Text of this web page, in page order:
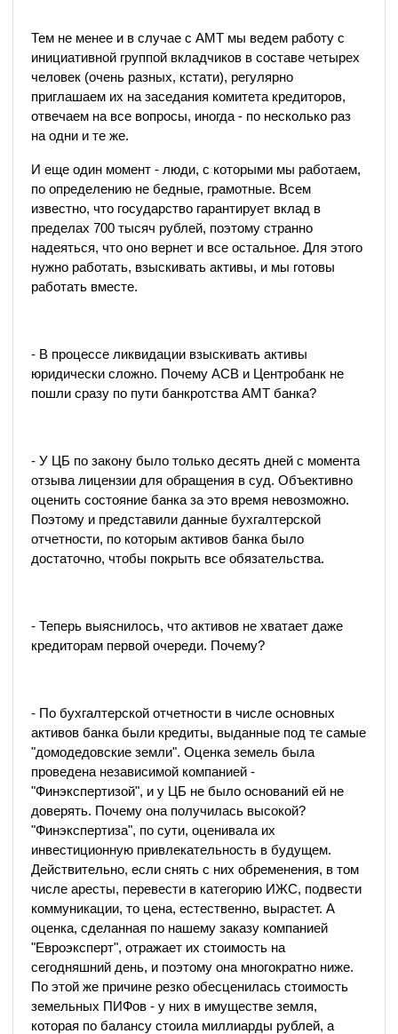
Тем не менее и в случае с АМТ мы ведем работу с
инициативной группой вкладчиков в составе четырех
человек (очень разных, кстати), регулярно
приглашаем их на заседания комитета кредиторов,
отвечаем на все вопросы, иногда - по несколько раз
на одни и те же.
И еще один момент - люди, с которыми мы работаем,
по определению не бедные, грамотные. Всем
известно, что государство гарантирует вклад в
пределах 700 тысяч рублей, поэтому странно
надеяться, что оно вернет и все остальное. Для этого
нужно работать, взыскивать активы, и мы готовы
работать вместе.
- В процессе ликвидации взыскивать активы
юридически сложно. Почему АСВ и Центробанк не
пошли сразу по пути банкротства АМТ банка?
- У ЦБ по закону было только десять дней с момента
отзыва лицензии для обращения в суд. Объективно
оценить состояние банка за это время невозможно.
Поэтому и представили данные бухгалтерской
отчетности, по которым активов банка было
достаточно, чтобы покрыть все обязательства.
- Теперь выяснилось, что активов не хватает даже
кредиторам первой очереди. Почему?
- По бухгалтерской отчетности в числе основных
активов банка были кредиты, выданные под те самые
"домодедовские земли". Оценка земель была
проведена независимой компанией -
"Финэкспертизой", и у ЦБ не было оснований ей не
доверять. Почему она получилась высокой?
"Финэкспертиза", по сути, оценивала их
инвестиционную привлекательность в будущем.
Действительно, если снять с них обременения, в том
числе аресты, перевести в категорию ИЖС, подвести
коммуникации, то цена, естественно, вырастет. А
оценка, сделанная по нашему заказу компанией
"Евроэксперт", отражает их стоимость на
сегодняшний день, и поэтому она многократно ниже.
По этой же причине резко обесценилась стоимость
земельных ПИФов - у них в имуществе земля,
которая по балансу стоила миллиарды рублей, а